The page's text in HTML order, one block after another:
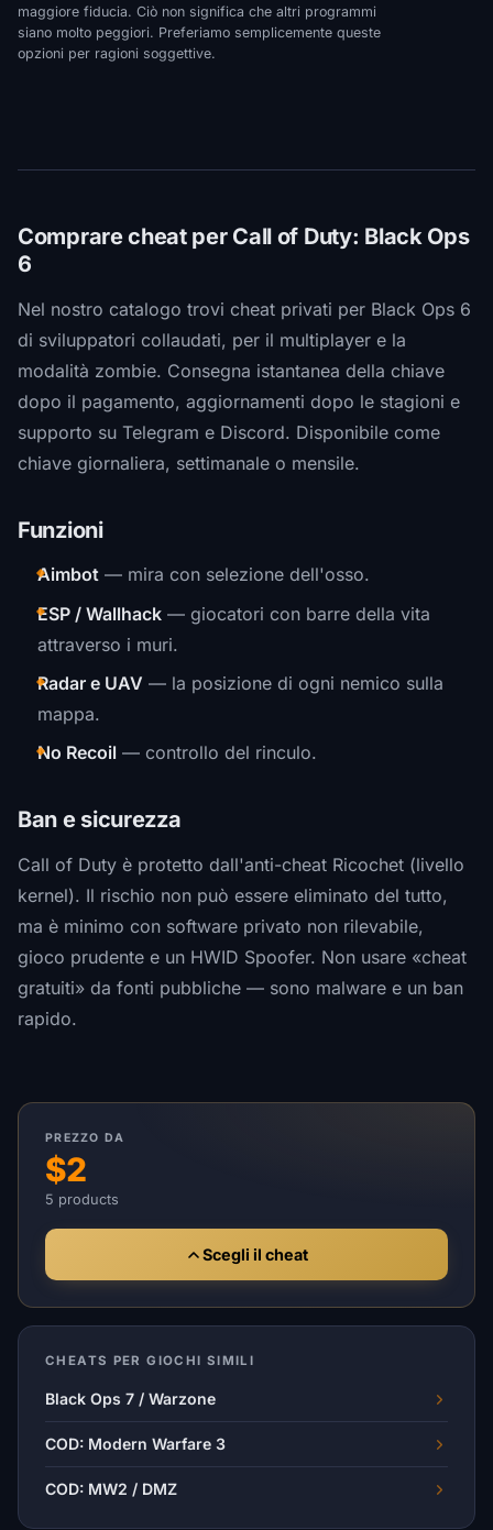
maggiore fiducia. Ciò non significa che altri programmi
siano molto peggiori. Preferiamo semplicemente queste
opzioni per ragioni soggettive.
Comprare cheat per Call of Duty: Black Ops
6
Nel nostro catalogo trovi cheat privati per Black Ops 6
di sviluppatori collaudati, per il multiplayer e la
modalità zombie. Consegna istantanea della chiave
dopo il pagamento, aggiornamenti dopo le stagioni e
supporto su Telegram e Discord. Disponibile come
chiave giornaliera, settimanale o mensile.
Funzioni
Aimbot — mira con selezione dell'osso.
ESP / Wallhack — giocatori con barre della vita
attraverso i muri.
Radar e UAV — la posizione di ogni nemico sulla
mappa.
No Recoil — controllo del rinculo.
Ban e sicurezza
Call of Duty è protetto dall'anti-cheat Ricochet (livello
kernel). Il rischio non può essere eliminato del tutto,
ma è minimo con software privato non rilevabile,
gioco prudente e un HWID Spoofer. Non usare «cheat
gratuiti» da fonti pubbliche — sono malware e un ban
rapido.
PREZZO DA
$2
5 products
Scegli il cheat
CHEATS PER GIOCHI SIMILI
Black Ops 7 / Warzone
COD: Modern Warfare 3
COD: MW2 / DMZ